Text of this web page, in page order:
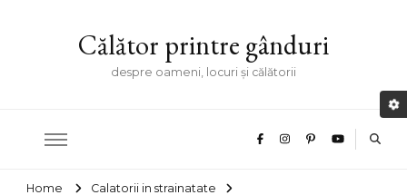
Călător printre gânduri
despre oameni, locuri și călătorii
Home Calatorii in strainatate